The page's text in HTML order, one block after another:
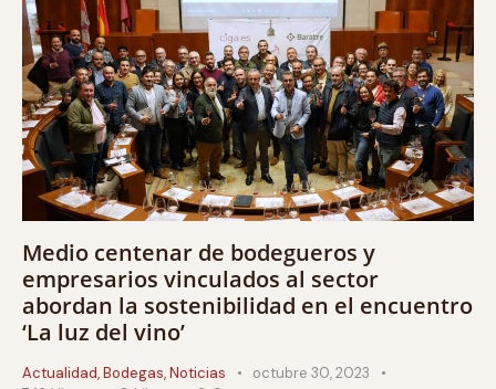
Medio centenar de bodegueros y
empresarios vinculados al sector
abordan la sostenibilidad en el encuentro
‘La luz del vino’
Actualidad,Bodegas,Noticias
octubre 30, 2023